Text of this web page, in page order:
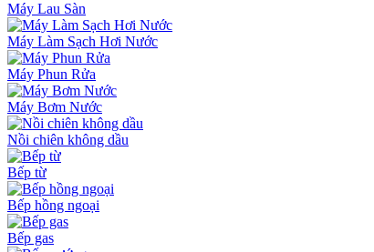
Máy Lau Sàn
Máy Làm Sạch Hơi Nước
Máy Phun Rửa
Máy Bơm Nước
Nồi chiên không dầu
Bếp từ
Bếp hồng ngoại
Bếp gas